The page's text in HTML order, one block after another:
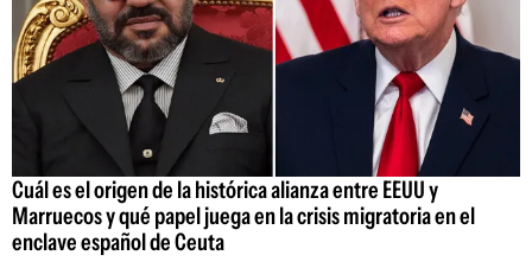
Cuál es el origen de la histórica alianza entre EEUU y
Marruecos y qué papel juega en la crisis migratoria en el
enclave español de Ceuta